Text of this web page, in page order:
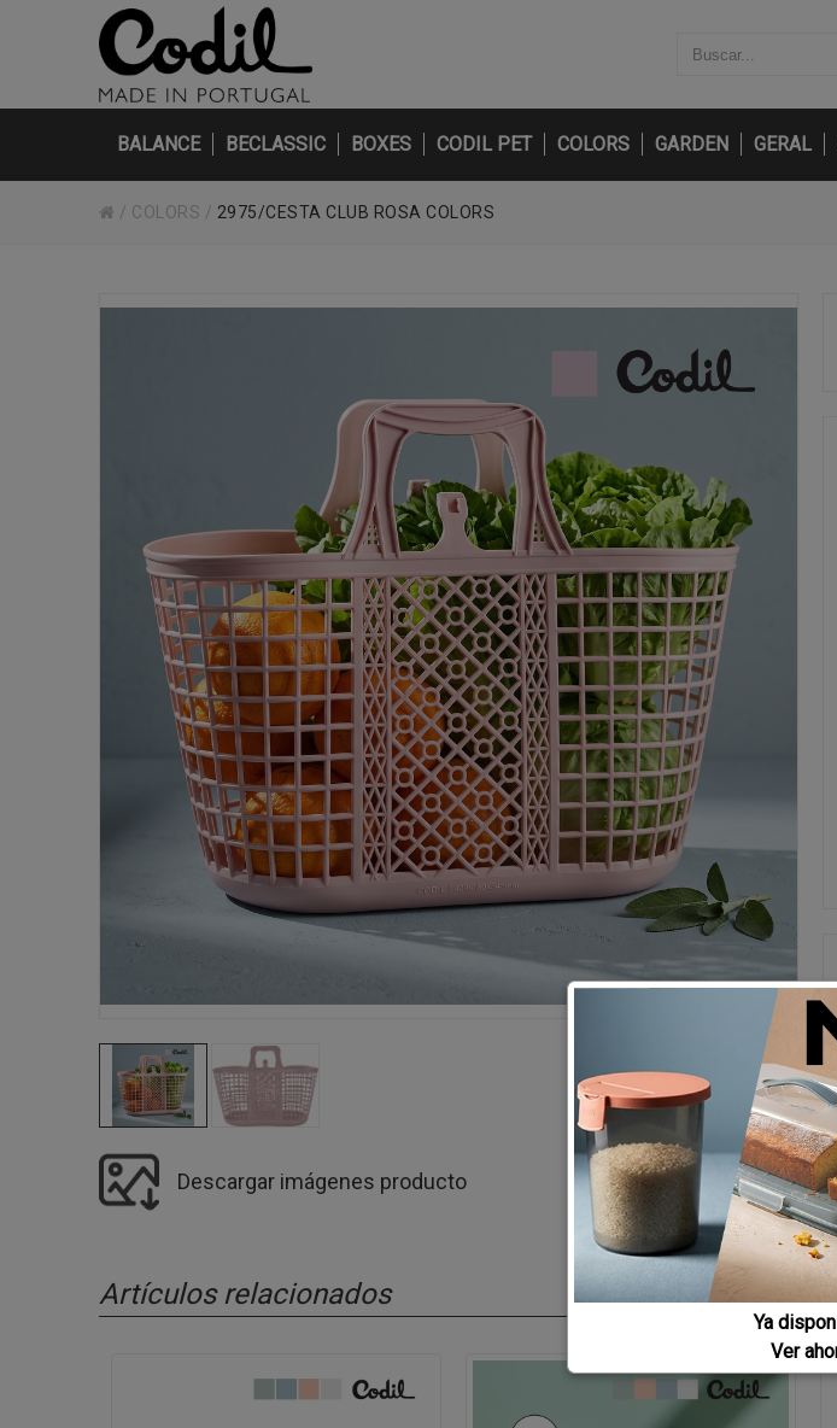
BALANCE BECLASSIC BOXES CODIL PET COLORS GARDEN GERAL
/ COLORS / 2975/CESTA CLUB ROSA COLORS
Descargar imágenes producto
Artículos relacionados
Ya
Ver